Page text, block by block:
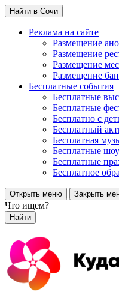
Найти в Сочи
Реклама на сайте
Размещение
Размещение
Размещение
Размещение
Бесплатные события
Бесплатные
Бесплатные
Бесплатно с
Бесплатный
Бесплатная
Бесплатные
Бесплатные
Бесплатное
Открыть меню Закрыть
Что ищем?
Найти